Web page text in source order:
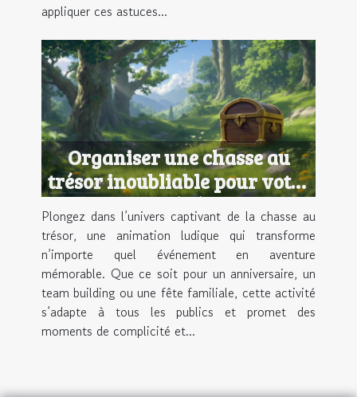
appliquer ces astuces...
Organiser une chasse au
trésor inoubliable pour votre
prochain événement
Plongez dans l’univers captivant de la chasse au
trésor, une animation ludique qui transforme
n’importe quel événement en aventure
mémorable. Que ce soit pour un anniversaire, un
team building ou une fête familiale, cette activité
s’adapte à tous les publics et promet des
moments de complicité et...